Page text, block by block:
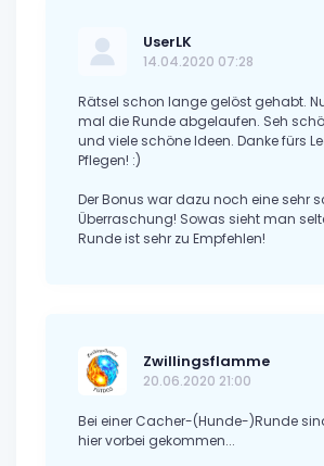
UserLK
14.04.2020 07:28
Rätsel schon lange gelöst gehabt.
mal die Runde abgelaufen. Seh
und viele schöne Ideen. Danke fürs
Pflegen! :)
Der Bonus war dazu noch eine sehr
Überraschung! Sowas sieht man
Runde ist sehr zu Empfehlen!
Zwillingsflamme
20.06.2020 21:00
Bei einer Cacher-(Hunde-)Runde
hier vorbei gekommen...